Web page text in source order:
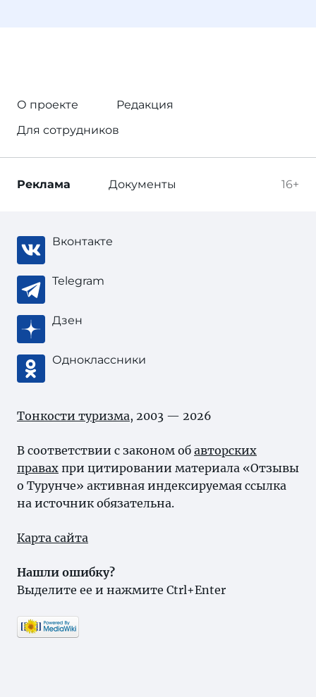
О проекте
Редакция
Для сотрудников
16+
Реклама Документы
Вконтакте
Telegram
Дзен
Одноклассники
Тонкости туризма, 2003 — 2026
В соответствии с законом об авторских
правах при цитировании материала «Отзывы
о Турунче» активная индексируемая ссылка
на источник обязательна.
Карта сайта
Нашли ошибку?
Выделите ее и нажмите Ctrl+Enter